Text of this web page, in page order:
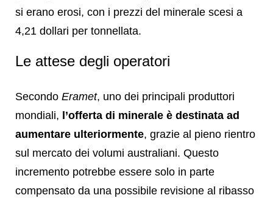
si erano erosi, con i prezzi del minerale scesi a
4,21 dollari per tonnellata.
Le attese degli operatori
Secondo Eramet, uno dei principali produttori
mondiali, l’offerta di minerale è destinata ad
aumentare ulteriormente, grazie al pieno rientro
sul mercato dei volumi australiani. Questo
incremento potrebbe essere solo in parte
compensato da una possibile revisione al ribasso